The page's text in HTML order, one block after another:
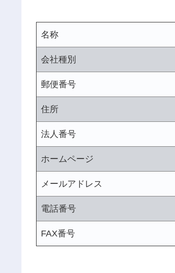
名称
会社種別
郵便番号
住所
法人番号
ホームページ
メールアドレス
電話番号
FAX番号